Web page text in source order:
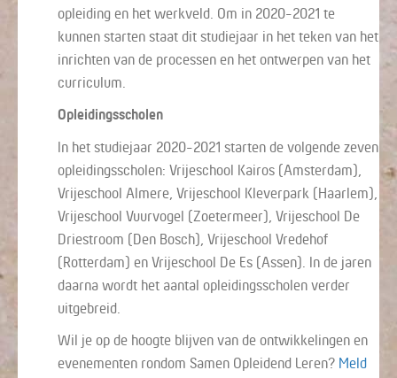
opleiding en het werkveld. Om in 2020-2021 te
kunnen starten staat dit studiejaar in het teken van het
inrichten van de processen en het ontwerpen van het
curriculum.
Opleidingsscholen
In het studiejaar 2020-2021 starten de volgende zeven
opleidingsscholen: Vrijeschool Kairos (Amsterdam),
Vrijeschool Almere, Vrijeschool Kleverpark (Haarlem),
Vrijeschool Vuurvogel (Zoetermeer), Vrijeschool De
Driestroom (Den Bosch), Vrijeschool Vredehof
(Rotterdam) en Vrijeschool De Es (Assen). In de jaren
daarna wordt het aantal opleidingsscholen verder
uitgebreid.
Wil je op de hoogte blijven van de ontwikkelingen en
evenementen rondom Samen Opleidend Leren? Meld